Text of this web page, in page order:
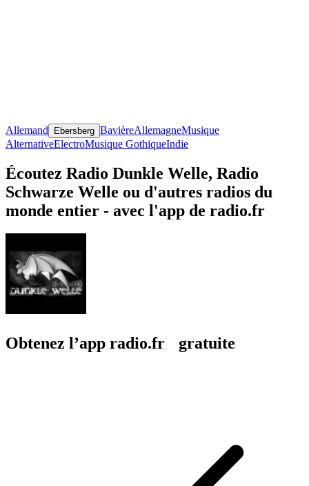
Allemand Ebersberg BavièreAllemagneMusique
AlternativeElectroMusique GothiqueIndie
Écoutez Radio Dunkle Welle, Radio
Schwarze Welle ou d'autres radios du
monde entier - avec l'app de radio.fr
Obtenez l’app radio.fr gratuite